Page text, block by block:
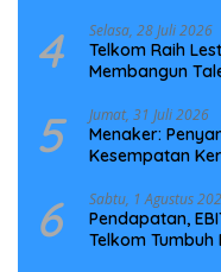
4 Selasa, 28 Juli 2026
Telkom Raih
Membangun
5 Jumat, 31 Juli 2026
Menaker:
Kesempatan
6 Sabtu, 1 Agustus
Pendapatan,
Telkom